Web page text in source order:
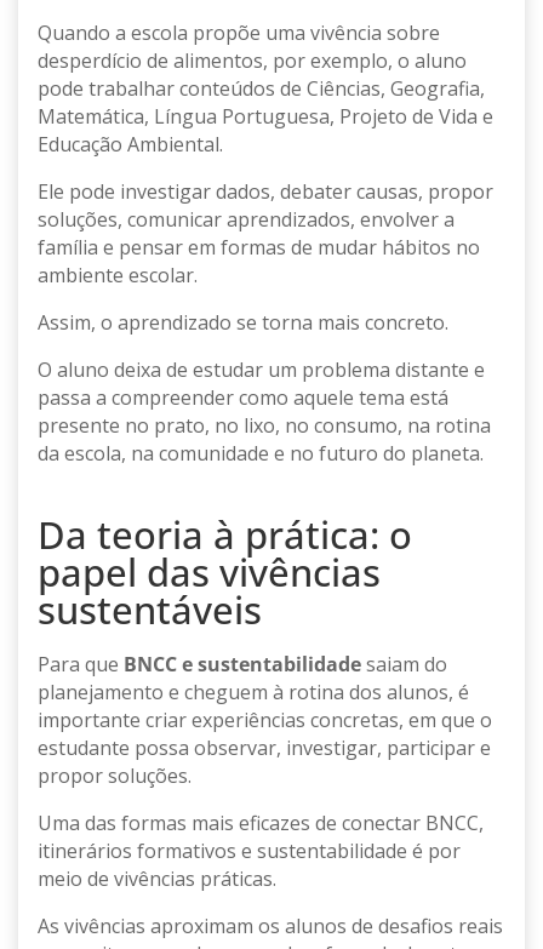
Quando a escola propõe uma vivência sobre
desperdício de alimentos, por exemplo, o aluno
pode trabalhar conteúdos de Ciências, Geografia,
Matemática, Língua Portuguesa, Projeto de Vida e
Educação Ambiental.
Ele pode investigar dados, debater causas, propor
soluções, comunicar aprendizados, envolver a
família e pensar em formas de mudar hábitos no
ambiente escolar.
Assim, o aprendizado se torna mais concreto.
O aluno deixa de estudar um problema distante e
passa a compreender como aquele tema está
presente no prato, no lixo, no consumo, na rotina
da escola, na comunidade e no futuro do planeta.
Da teoria à prática: o
papel das vivências
sustentáveis
Para que BNCC e sustentabilidadesaiam do
planejamento e cheguem à rotina dos alunos, é
importante criar experiências concretas, em que o
estudante possa observar, investigar, participar e
propor soluções.
Uma das formas mais eficazes de conectar BNCC,
itinerários formativos e sustentabilidade é por
meio de vivências práticas.
As vivências aproximam os alunos de desafios reais